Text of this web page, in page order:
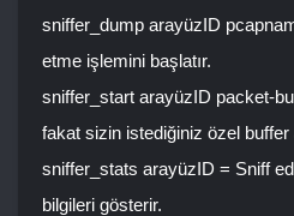
sniffer_dump arayüzID
etme işlemini başlatır.
sniffer_start arayüzID packet-
fakat sizin istediğiniz özel buffer
sniffer_stats arayüzID = Sniff
bilgileri gösterir.